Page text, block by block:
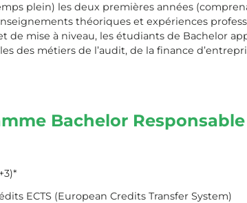
plein) les deux premières années
théoriques et expériences
de mise à niveau, les étudiants de Bachelor
des métiers de l’audit, de la finance
Bachelor
ECTS (European Credits Transfer System)